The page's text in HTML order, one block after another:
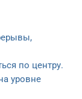
по центру.
уровне